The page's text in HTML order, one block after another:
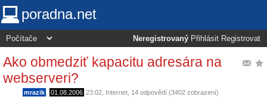
poradna.net
Neregistrovaný Přihlásit Registrovat
Ako obmedziť kapacitu adresára na
webserveri?
mrazik 01.08.2006 23:02 Internet , 14 odpovědí (3402 zobrazení)